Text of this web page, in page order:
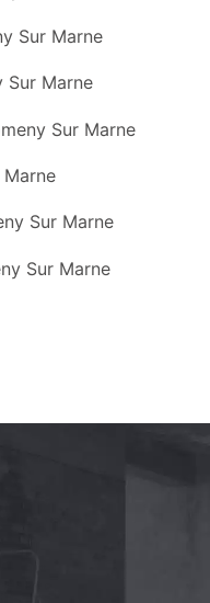
Sur Marne
Sur Marne
Sur Marne
Sur Marne
Sur Marne